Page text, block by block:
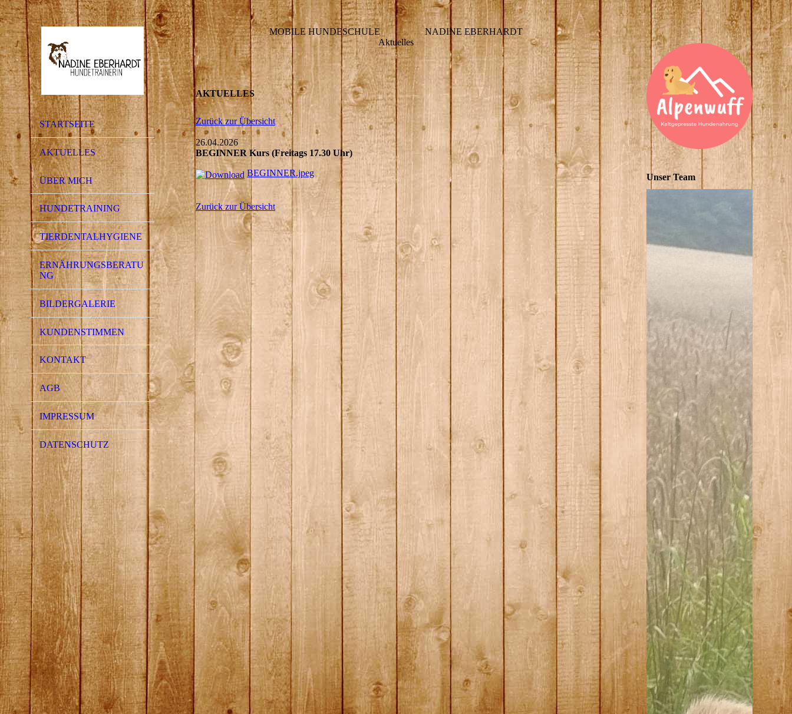
STARTSEITE
AKTUELLES
ÜBER MICH
HUNDETRAINING
TIERDENTALHYGIENE
ERNÄHRUNGSBERATU
NG
BILDERGALERIE
KUNDENSTIMMEN
KONTAKT
AGB
IMPRESSUM
DATENSCHUTZ
MOBILE HUNDESCHULE NADINE EBERHARDT
Aktuelles
AKTUELLES
Zurück zur Übersicht
26.04.2026
BEGINNER Kurs (Freitags 17.30 Uhr)
BEGINNER.jpeg
Zurück zur Übersicht
Unser Team